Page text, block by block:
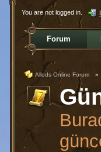
You are not logged in.
Forum
Allods Online Forum »